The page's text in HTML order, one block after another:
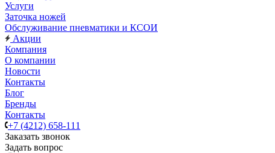
Услуги
Заточка ножей
Обслуживание пневматики и КСОИ
Акции
Компания
О компании
Новости
Контакты
Блог
Бренды
Контакты
+7 (4212) 658-111
Заказать звонок
Задать вопрос